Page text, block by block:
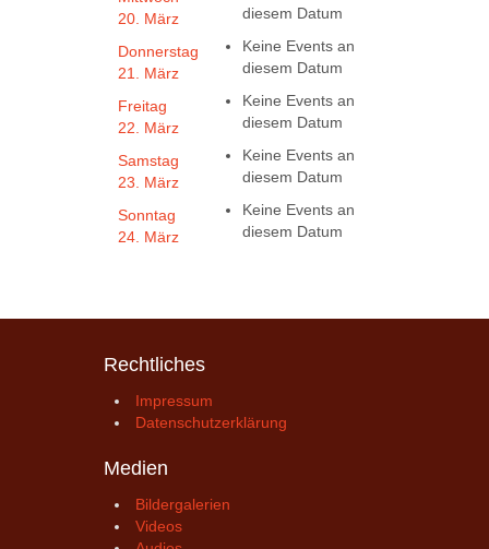
20. März
diesem Datum
Donnerstag
21. März
Keine Events an
diesem Datum
Freitag
22. März
Keine Events an
diesem Datum
Samstag
23. März
Keine Events an
diesem Datum
Sonntag
24. März
Keine Events an
diesem Datum
Rechtliches
Impressum
Datenschutzerklärung
Medien
Bildergalerien
Videos